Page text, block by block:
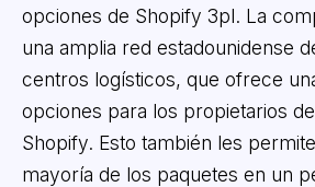
opciones de Shopify 3pl. La
una amplia red estadounidense
centros logísticos, que ofrece
opciones para los propietarios
Shopify. Esto también les
mayoría de los paquetes en un